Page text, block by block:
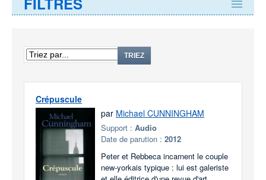
TRIEZ
Crépuscule
par Michael CUNNINGHAM
Support : Audio
Date de parution : 2012
Peter et Rebbeca incarnent le couple
new-yorkais typique : lui est galeriste